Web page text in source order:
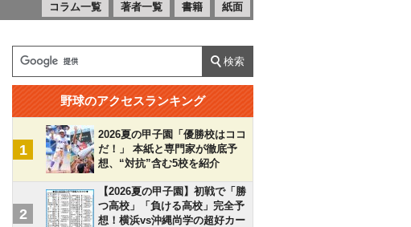
コラム一覧 著者一覧 書籍 紙面
野球のアクセスランキング
1
2026夏の甲子園「優勝校はココ
だ！」 本紙と専門家が徹底予
想、“対抗”含む5校を紹介
2
【2026夏の甲子園】初戦で「勝
つ高校」「負ける高校」完全予
想！横浜vs沖縄尚学の超好カー